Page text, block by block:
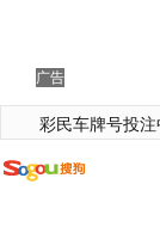
广告
彩民车牌号投